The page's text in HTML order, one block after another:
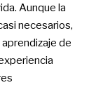
Aunque la
necesarios,
de